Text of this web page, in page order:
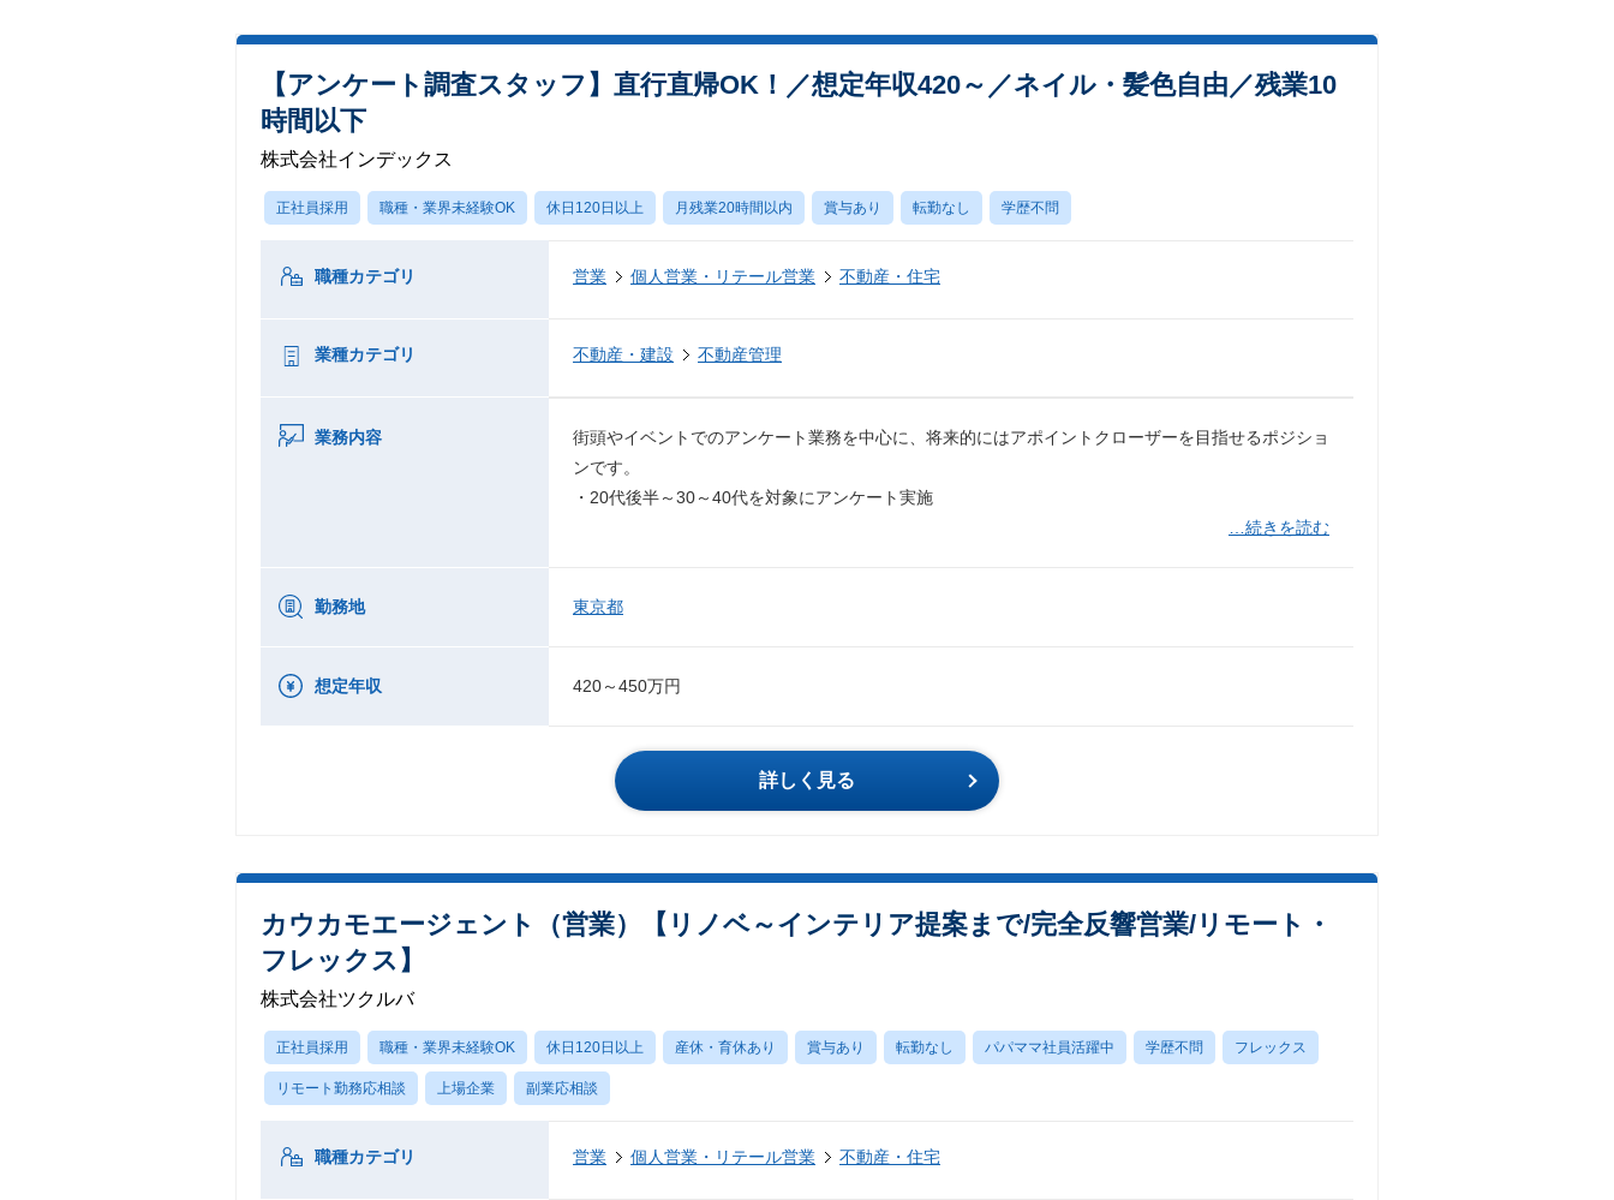
【アンケート調査スタッフ】直行直帰OK！／想定年収420～／ネイル・髪色自由／残業10
時間以下
株式会社インデックス
正社員採用 職種・業界未経験OK 休日120日以上 月残業20時間以内 賞与あり 転勤なし 学歴不問
職種カテゴリ 営業 個人営業・リテール営業 不動産・住宅
業種カテゴリ 不動産・建設 不動産管理
業務内容
街頭やイベントでのアンケート業務を中心に、将来的にはアポイントクローザーを目指せるポジショ
ンです。
・20代後半～30～40代を対象にアンケート実施
…続きを読む
勤務地 東京都
想定年収 420～450万円
詳しく見る
カウカモエージェント（営業）【リノベ～インテリア提案まで/完全反響営業/リモート・
フレックス】
株式会社ツクルバ
正社員採用 職種・業界未経験OK 休日120日以上 産休・育休あり 賞与あり 転勤なし パパママ社員活躍中 学歴不問 フレックス
リモート勤務応相談 上場企業 副業応相談
職種カテゴリ 営業 個人営業・リテール営業 不動産・住宅